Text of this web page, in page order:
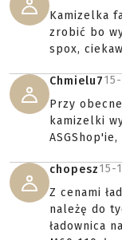
Kamizelka
zrobić bo
spox,
Chmielu7
Przy
kamizelki
chopesz15-
Z cenami
należę do
ładownica